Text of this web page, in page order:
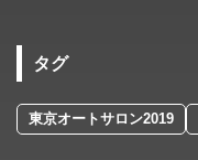
タグ
東京オートサロン2019